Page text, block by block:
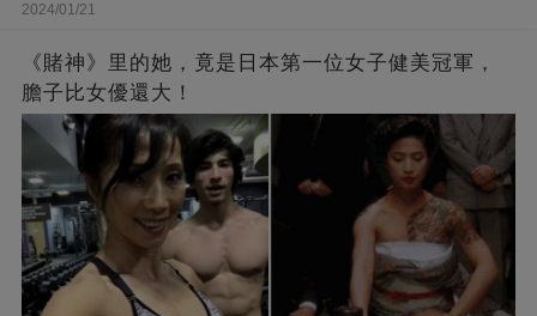
2024/01/21
《賭神》里的她，竟是日本第一位女子健美冠軍，
膽子比女優還大！